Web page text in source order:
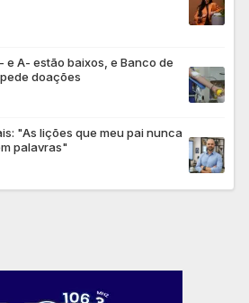
e A- estão baixos, e Banco de
doações
"As lições que meu pai nunca
palavras"